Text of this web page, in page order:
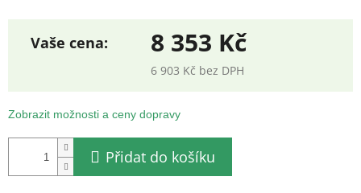
8 353 Kč
6 903 Kč bez DPH
cena:
Zobrazit možnosti a ceny dopravy
Přidat do košíku